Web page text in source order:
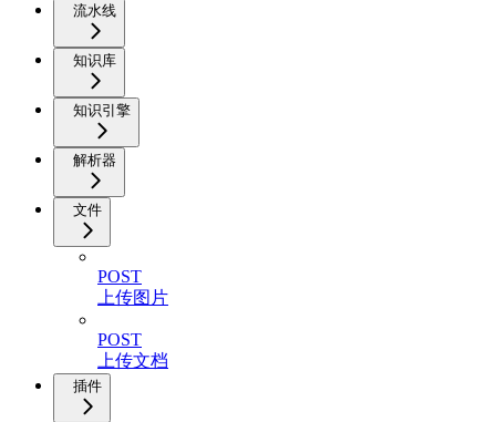
流水线
知识库
知识引擎
解析器
文件
POST
上传图片
POST
上传文档
插件